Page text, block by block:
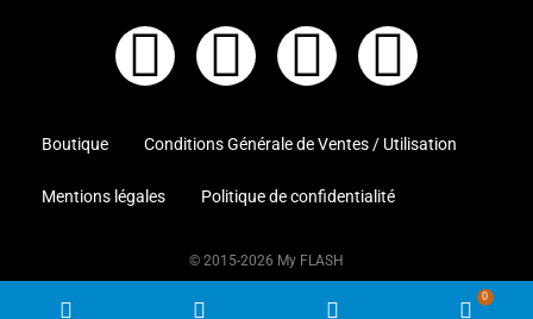
F
c
b
I
s
a
L
n
e
X
t
i
Boutique Conditions Générale de Ventes / Utilisation
Mentions légales Politique de confidentialité
​​© 2015-2026 My FLASH
0